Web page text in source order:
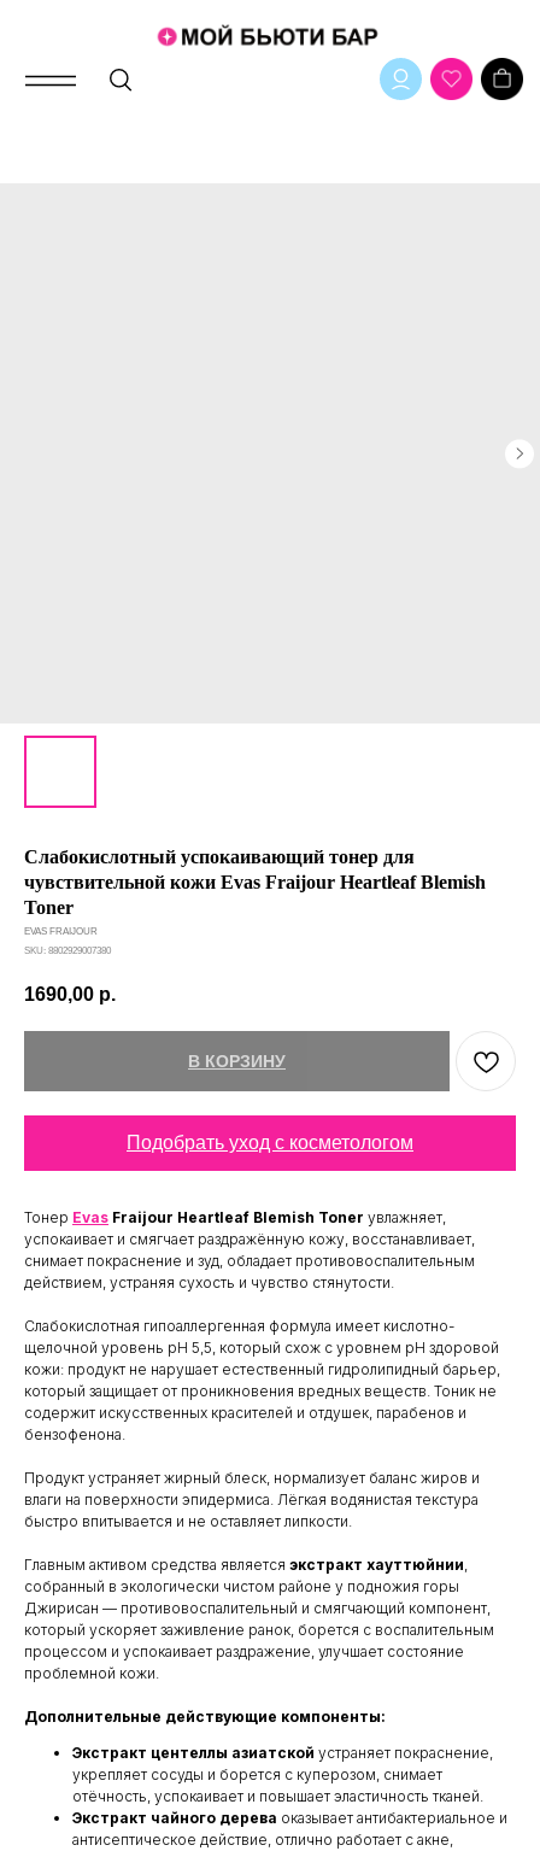
Слабокислотный успокаивающий тонер для
чувствительной кожи Evas Fraijour Heartleaf Blemish
Toner
EVAS FRAIJOUR
SKU: 8802929007380
1690,00 р.
В КОРЗИНУ
Подобрать уход с косметологом
Тонер Evas Fraijour Heartleaf Blemish Toner увлажняет,
успокаивает и смягчает раздражённую кожу, восстанавливает,
снимает покраснение и зуд, обладает противовоспалительным
действием, устраняя сухость и чувство стянутости.
Слабокислотная гипоаллергенная формула имеет кислотно-
щелочной уровень pH 5,5, который схож с уровнем pH здоровой
кожи: продукт не нарушает естественный гидролипидный барьер,
который защищает от проникновения вредных веществ. Тоник не
содержит искусственных красителей и отдушек, парабенов и
бензофенона.
Продукт устраняет жирный блеск, нормализует баланс жиров и
влаги на поверхности эпидермиса. Лёгкая водянистая текстура
быстро впитывается и не оставляет липкости.
Главным активом средства является экстракт хауттюйнии,
собранный в экологически чистом районе у подножия горы
Джирисан — противовоспалительный и смягчающий компонент,
который ускоряет заживление ранок, борется с воспалительным
процессом и успокаивает раздражение, улучшает состояние
проблемной кожи.
Дополнительные действующие компоненты:
Экстракт центеллы азиатской устраняет покраснение,
укрепляет сосуды и борется с куперозом, снимает
отёчность, успокаивает и повышает эластичность тканей.
Экстракт чайного дерева оказывает антибактериальное и
антисептическое действие, отлично работает с акне,